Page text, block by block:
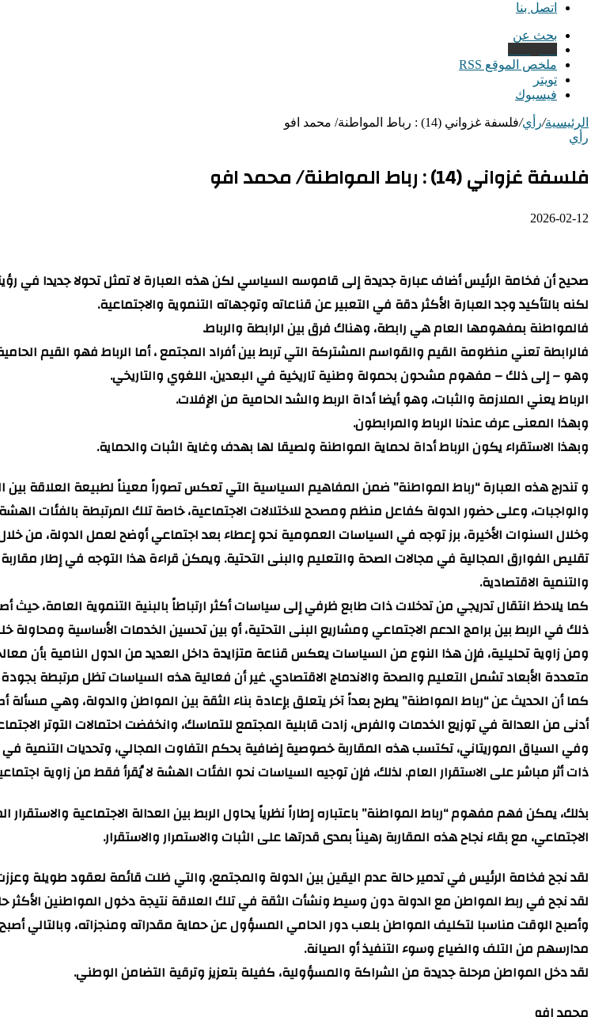
اتصل بنا
بحث عن
ملخص الموقع RSS
تويتر
فيسبوك
الرئيسية/رأي/فلسفة غزواني (14) : رباط المواطنة/ محمد افو
رأي
فلسفة غزواني (14) : رباط المواطنة/ محمد افو
2026-02-12
صحيح أن فخامة الرئيس أضاف عبارة جديدة إلى قاموسه السياسي لكن هذه العبارة لا تمثل تحولا جديدا في
لكنه بالتأكيد وجد العبارة الأكثر دقة في التعبير عن قناعاته وتوجهاته التنموية والاجتماعية.
فالمواطنة بمفهومها العام هي رابطة، وهناك فرق بين الرابطة والرباط.
فالرابطة تعني منظومة القيم والقواسم المشتركة التي تربط بين أفراد المجتمع ، أما الرباط فهو القيم
وهو – إلى ذلك – مفهوم مشحون بحمولة وطنية تاريخية في البعدين، اللغوي والتاريخي.
الرباط يعني الملازمة والثبات، وهو أيضا أداة الربط والشد الحامية من الإفلات.
وبهذا المعنى عرف عندنا الرباط والمرابطون.
وبهذا الاستقراء يكون الرباط أداة لحماية المواطنة ولصيقا لها بهدف وغاية الثبات والحماية.
و تندرج هذه العبارة “رباط المواطنة” ضمن المفاهيم السياسية التي تعكس تصوراً معيناً لطبيعة العلاقة
والواجبات، وعلى حضور الدولة كفاعل منظم ومصحح للاختلالات الاجتماعية، خاصة تلك المرتبطة بالفئات
وخلال السنوات الأخيرة، برز توجه في السياسات العمومية نحو إعطاء بعد اجتماعي أوضح لعمل الدولة، من
تقليص الفوارق المجالية في مجالات الصحة والتعليم والبنى التحتية. ويمكن قراءة هذا التوجه في إطار
والتنمية الاقتصادية.
كما يلاحظ انتقال تدريجي من تدخلات ذات طابع ظرفي إلى سياسات أكثر ارتباطاً بالبنية التنموية العامة،
ذلك في الربط بين برامج الدعم الاجتماعي ومشاريع البنى التحتية، أو بين تحسين الخدمات الأساسية
ومن زاوية تحليلية، فإن هذا النوع من السياسات يعكس قناعة متزايدة داخل العديد من الدول النامية بأن
متعددة الأبعاد تشمل التعليم والصحة والاندماج الاقتصادي. غير أن فعالية هذه السياسات تظل مرتبطة بجودة
كما أن الحديث عن “رباط المواطنة” يطرح بعداً آخر يتعلق بإعادة بناء الثقة بين المواطن والدولة، وهي
أدنى من العدالة في توزيع الخدمات والفرص، زادت قابلية المجتمع للتماسك، وانخفضت احتمالات التوتر
وفي السياق الموريتاني، تكتسب هذه المقاربة خصوصية إضافية بحكم التفاوت المجالي، وتحديات التنمية في
ذات أثر مباشر على الاستقرار العام. لذلك، فإن توجيه السياسات نحو الفئات الهشة لا يُقرأ فقط من زاوية
بذلك، يمكن فهم مفهوم “رباط المواطنة” باعتباره إطاراً نظرياً يحاول الربط بين العدالة الاجتماعية
الاجتماعي، مع بقاء نجاح هذه المقاربة رهيناً بمدى قدرتها على الثبات والاستمرار والاستقرار.
لقد نجح فخامة الرئيس في تدمير حالة عدم اليقين بين الدولة والمجتمع، والتي ظلت قائمة لعقود طويلة
لقد نجح في ربط المواطن مع الدولة دون وسيط ونشأت الثقة في تلك العلاقة نتيجة دخول المواطنين
وأصبح الوقت مناسبا لتكليف المواطن بلعب دور الحامي المسؤول عن حماية مقدراته ومنجزاته، وبالتالي
مدارسهم من التلف والضياع وسوء التنفيذ أو الصيانة.
لقد دخل المواطن مرحلة جديدة من الشراكة والمسؤولية، كفيلة بتعزيز وترقية التضامن الوطني.